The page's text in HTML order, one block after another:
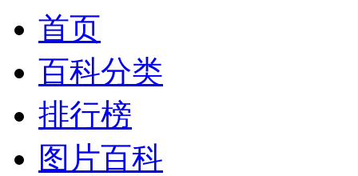
首页
百科分类
排行榜
图片百科